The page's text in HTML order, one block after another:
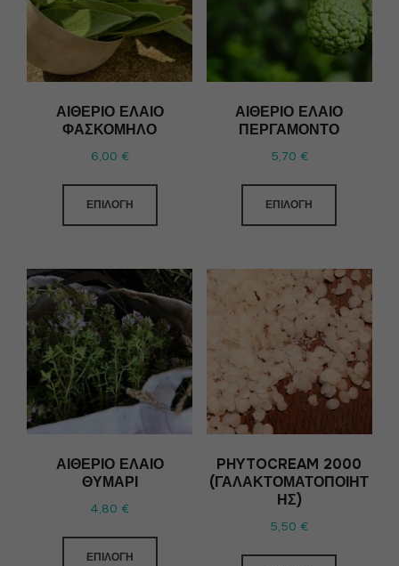
ΑΙΘΈΡΙΟ ΈΛΑΙΟ
ΦΑΣΚΌΜΗΛΟ
6,00 €
ΕΠΙΛΟΓΉ
ΑΙΘΈΡΙΟ ΈΛΑΙΟ
ΠΕΡΓΑΜΌΝΤΟ
5,70 €
ΕΠΙΛΟΓΉ
ΑΙΘΈΡΙΟ ΈΛΑΙΟ
ΘΥΜΆΡΙ
4,80 €
ΕΠΙΛΟΓΉ
PHYTOCREAM 2000
(ΓΑΛΑΚΤΟΜΑΤΟΠΟΙΗΤ
ΉΣ)
5,50 €